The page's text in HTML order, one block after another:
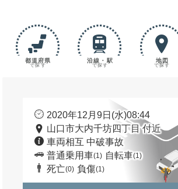
都道府県
で探す
沿線・駅
で探す
地図
で探す
2020年12月9日(水)08:44
山口市大内千坊四丁目 付近
車両相互 中破事故
普通乗用車(1) 自転車(1)
死亡(0) 負傷(1)